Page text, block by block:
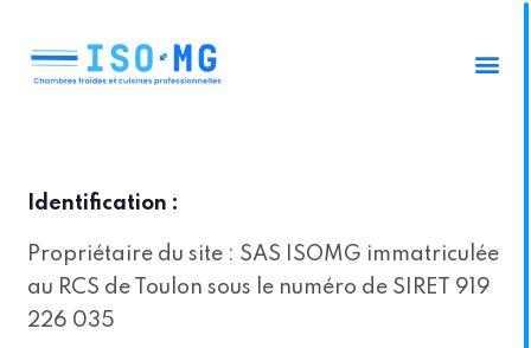
Identification :
Propriétaire du site : SAS ISOMG immatriculée
au RCS de Toulon sous le numéro de SIRET 919
226 035